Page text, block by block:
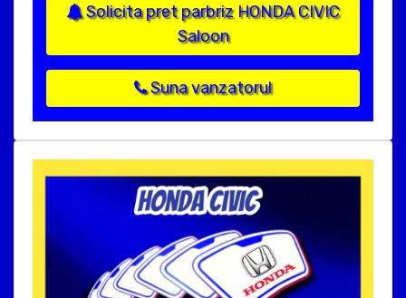
Solicita pret parbriz HONDA CIVIC
Saloon
Suna vanzatorul